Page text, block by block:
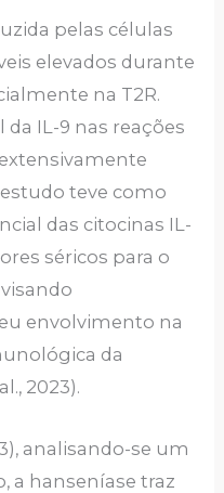
pelas células
elevados durante
na T2R.
IL-9 nas reações
teve como
das citocinas IL-
séricos para o
envolvimento na
da
2023).
analisando-se um
a hanseníase traz